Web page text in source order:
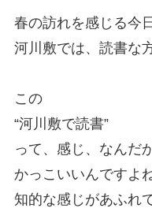
春の訪れを感じる今
河川敷では、読書な
この
“河川敷で読書”
って、感じ、なんだ
かっこいいんですよね
知的な感じがあふれ